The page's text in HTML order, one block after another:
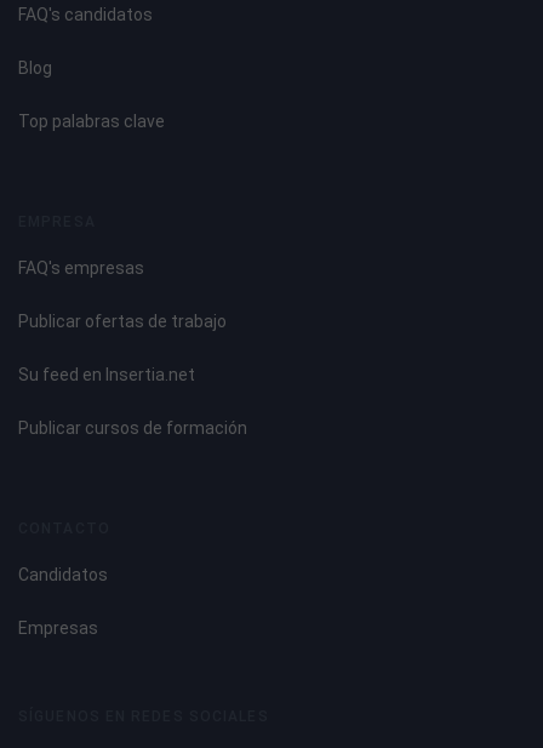
FAQ's candidatos
Blog
Top palabras clave
FAQ's empresas
Publicar ofertas de trabajo
Su feed en Insertia.net
Publicar cursos de formación
Candidatos
Empresas